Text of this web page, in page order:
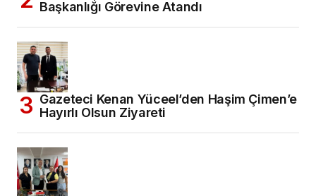
Başkanlığı Görevine Atandı
Gazeteci Kenan Yüceel’den Haşim Çimen’e
Hayırlı Olsun Ziyareti